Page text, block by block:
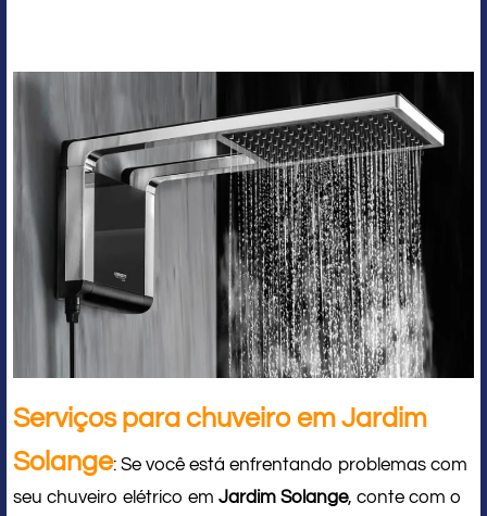
Serviços para chuveiro em Jardim
Solange: Se você está enfrentando problemas com
seu chuveiro elétrico em Jardim Solange, conte com o